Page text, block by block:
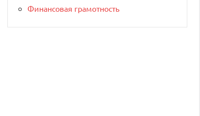
Финансовая грамотность